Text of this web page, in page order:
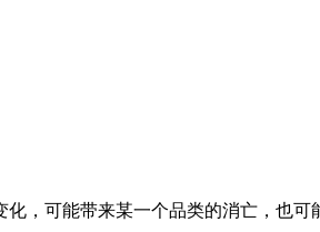
，可能带来某一个品类的消亡，也可